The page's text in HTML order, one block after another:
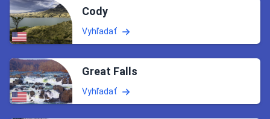
Cody
Vyhľadať
Great Falls
Vyhľadať